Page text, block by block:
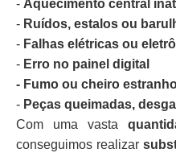
- Aquecimento central
- Ruídos, estalos ou
- Falhas elétricas ou
- Erro no painel digital
- Fumo ou cheiro
- Peças queimadas,
Com uma vasta
conseguimos realizar